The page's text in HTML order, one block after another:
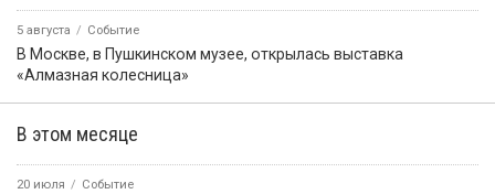
5 августа Событие
В Москве, в Пушкинском музее, открылась выставка
«Алмазная колесница»
В этом месяце
20 июля Событие